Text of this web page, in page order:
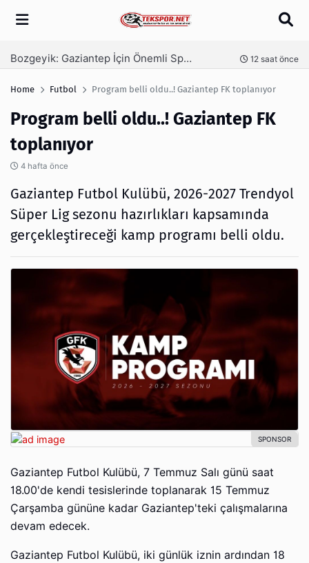
Arama
Bozgeyik: Gaziantep İçin Önemli Spor Yatırımları Yolda 12 saat önce
Home Futbol Program belli oldu..! Gaziantep FK toplanıyor
Program belli oldu..! Gaziantep FK
toplanıyor
4 hafta önce
Gaziantep Futbol Kulübü, 2026-2027 Trendyol
Süper Lig sezonu hazırlıkları kapsamında
gerçekleştireceği kamp programı belli oldu.
Gaziantep Futbol Kulübü, 7 Temmuz Salı günü saat
18.00'de kendi tesislerinde toplanarak 15 Temmuz
Çarşamba gününe kadar Gaziantep'teki çalışmalarına
devam edecek.
Gaziantep Futbol Kulübü, iki günlük iznin ardından 18